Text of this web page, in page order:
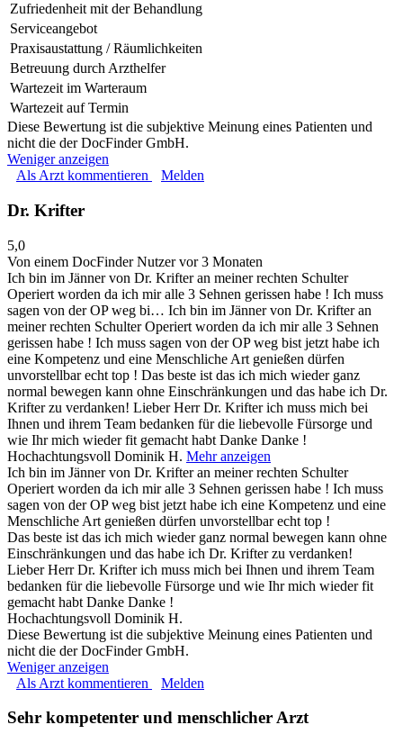
Zufriedenheit mit der Behandlung
Serviceangebot
Praxisaustattung / Räumlichkeiten
Betreuung durch Arzthelfer
Wartezeit im Warteraum
Wartezeit auf Termin
Diese Bewertung ist die subjektive Meinung eines Patienten und
nicht die der DocFinder GmbH.
Weniger anzeigen
Als Arzt kommentieren
Melden
Dr. Krifter
5,0
Von einem DocFinder Nutzervor 3 Monaten
Ich bin im Jänner von Dr. Krifter an meiner rechten Schulter
Operiert worden da ich mir alle 3 Sehnen gerissen habe ! Ich muss
sagen von der OP weg bi… Ich bin im Jänner von Dr. Krifter an
meiner rechten Schulter Operiert worden da ich mir alle 3 Sehnen
gerissen habe ! Ich muss sagen von der OP weg bist jetzt habe ich
eine Kompetenz und eine Menschliche Art genießen dürfen
unvorstellbar echt top ! Das beste ist das ich mich wieder ganz
normal bewegen kann ohne Einschränkungen und das habe ich Dr.
Krifter zu verdanken! Lieber Herr Dr. Krifter ich muss mich bei
Ihnen und ihrem Team bedanken für die liebevolle Fürsorge und
wie Ihr mich wieder fit gemacht habt Danke Danke !
Hochachtungsvoll Dominik H. Mehr anzeigen
Ich bin im Jänner von Dr. Krifter an meiner rechten Schulter
Operiert worden da ich mir alle 3 Sehnen gerissen habe ! Ich muss
sagen von der OP weg bist jetzt habe ich eine Kompetenz und eine
Menschliche Art genießen dürfen unvorstellbar echt top !
Das beste ist das ich mich wieder ganz normal bewegen kann ohne
Einschränkungen und das habe ich Dr. Krifter zu verdanken!
Lieber Herr Dr. Krifter ich muss mich bei Ihnen und ihrem Team
bedanken für die liebevolle Fürsorge und wie Ihr mich wieder fit
gemacht habt Danke Danke !
Hochachtungsvoll Dominik H.
Diese Bewertung ist die subjektive Meinung eines Patienten und
nicht die der DocFinder GmbH.
Weniger anzeigen
Als Arzt kommentieren
Melden
Sehr kompetenter und menschlicher Arzt